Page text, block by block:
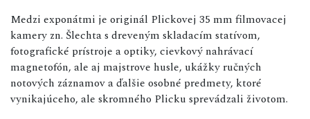
Medzi exponátmi je originál Plickovej 35 mm filmovacej
kamery zn. Šlechta s dreveným skladacím statívom,
fotografické prístroje a optiky, cievkový nahrávací
magnetofón, ale aj majstrove husle, ukážky ručných
notových záznamov a ďalšie osobné predmety, ktoré
vynikajúceho, ale skromného Plicku sprevádzali životom.